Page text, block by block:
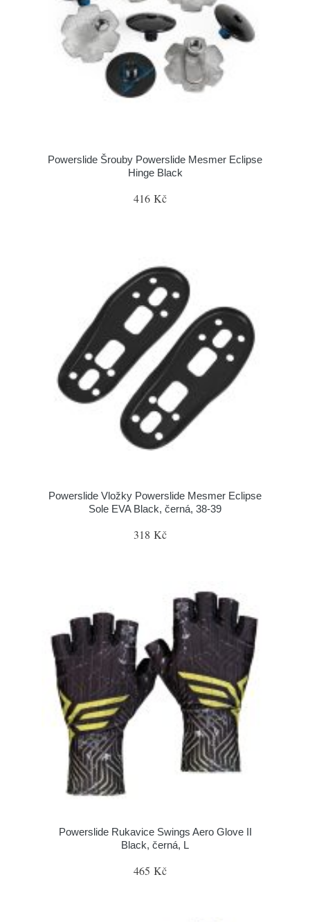
Powerslide Šrouby Powerslide Mesmer Eclipse
Hinge Black
416 Kč
Powerslide Vložky Powerslide Mesmer Eclipse
Sole EVA Black, černá, 38-39
318 Kč
Powerslide Rukavice Swings Aero Glove II
Black, černá, L
465 Kč